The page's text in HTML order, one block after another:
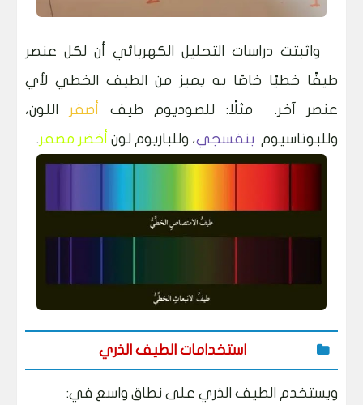
واثبتت دراسات التحليل الكهربائي أن لكل عنصر
طيفًا خطيًا خاصًا به يميز من الطيف الخطي لأي
عنصر آخر. مثلًا: للصوديوم طيف
أصفر
اللون،
وللبوتاسيوم بنفسجي، وللباريوم لون أخضر مصفر.
استخدامات الطيف الذري
ويستخدم الطيف الذري على نطاق واسع في: